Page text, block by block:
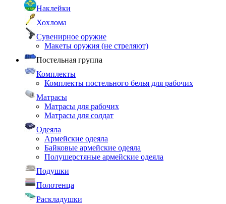
Наклейки
Хохлома
Сувенирное оружие
Макеты оружия (не стреляют)
Постельная группа
Комплекты
Комплекты постельного белья для рабочих
Матрасы
Матрасы для рабочих
Матрасы для солдат
Одеяла
Армейские одеяла
Байковые армейские одеяла
Полушерстяные армейские одеяла
Подушки
Полотенца
Раскладушки